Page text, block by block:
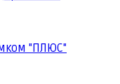
"ПЛЮС"